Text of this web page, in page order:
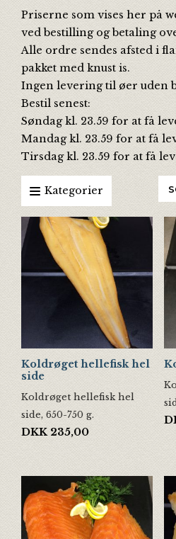
Priserne som vises her på
ved bestilling og betaling
Alle ordre sendes afsted i
pakket med knust is.
Ingen levering til øer uden
Bestil senest:
Søndag kl. 23.59 for at få
Mandag kl. 23.59 for at få
Tirsdag kl. 23.59 for at få
Kategorier
Koldrøget hellefisk hel
side
Koldrøget hellefisk hel
side, 650-750 g.
DKK 235,00